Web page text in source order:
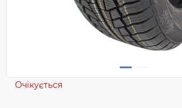
Очікується